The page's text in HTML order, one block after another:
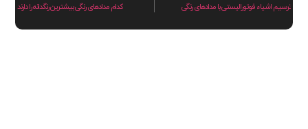
ترسیم اشیاء فوتورالیستی با مدادهای رنگی کدام مدادهای رنگی بیشترین رنگدانه را دارند